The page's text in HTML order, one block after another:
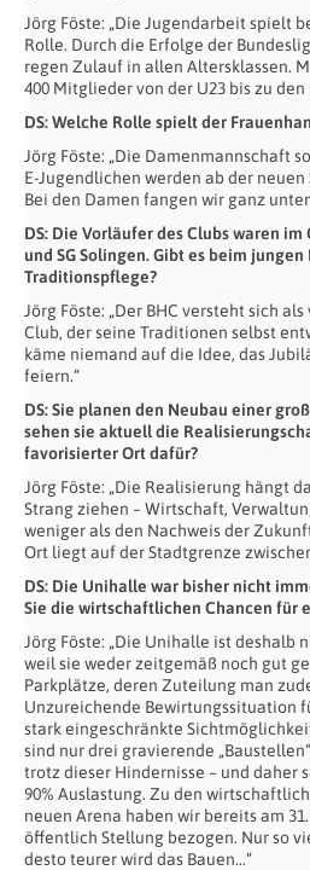
Jörg Föste: „Die Jugendarbeit spielt
Rolle. Durch die Erfolge der
regen Zulauf in allen Altersklassen.
400 Mitglieder von der U23 bis zu den
DS: Welche Rolle spielt der
Jörg Föste: „Die Damenmannschaft
E-Jugendlichen werden ab der neuen
Bei den Damen fangen wir ganz
DS: Die Vorläufer des Clubs waren
und SG Solingen. Gibt es beim jungen
Traditionspflege?
Jörg Föste: „Der BHC versteht sich
Club, der seine Traditionen selbst
käme niemand auf die Idee, das
feiern.“
DS: Sie planen den Neubau einer
sehen sie aktuell die
favorisierter Ort dafür?
Jörg Föste: „Die Realisierung hängt
Strang ziehen – Wirtschaft,
weniger als den Nachweis der
Ort liegt auf der Stadtgrenze
DS: Die Unihalle war bisher nicht
Sie die wirtschaftlichen Chancen für
Jörg Föste: „Die Unihalle ist deshalb
weil sie weder zeitgemäß noch gut
Parkplätze, deren Zuteilung man
Unzureichende Bewirtungssituation
stark eingeschränkte
sind nur drei gravierende
trotz dieser Hindernisse – und daher
90% Auslastung. Zu den
neuen Arena haben wir bereits am
öffentlich Stellung bezogen. Nur so
desto teurer wird das Bauen…“